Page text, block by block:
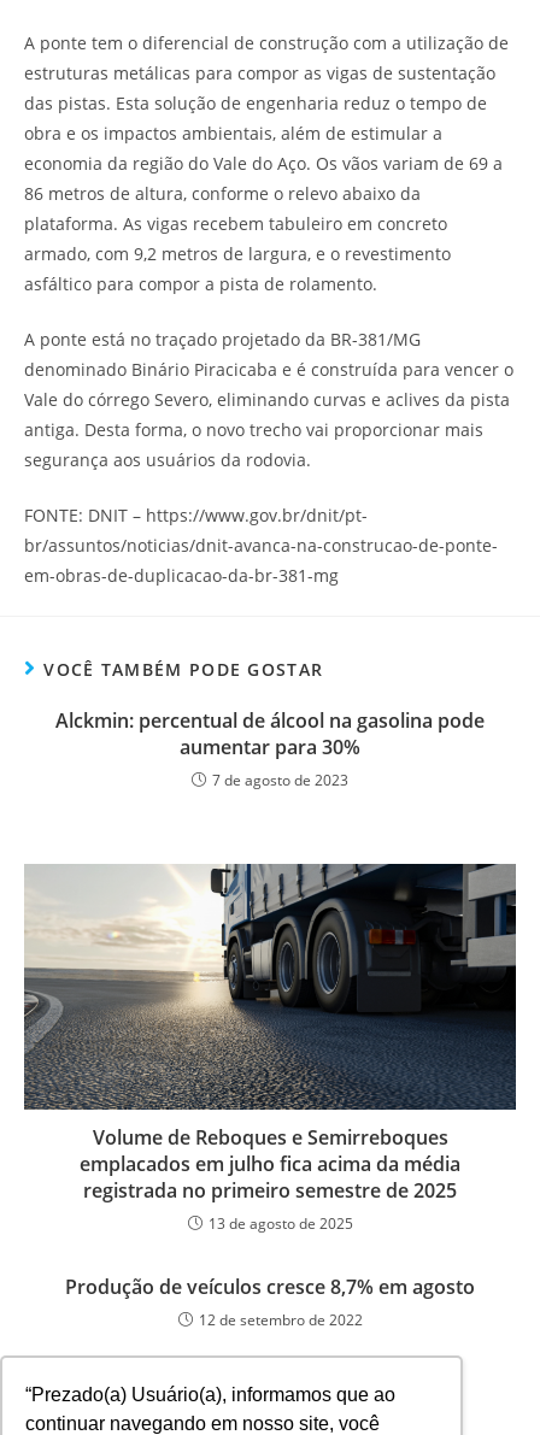
“Prezado(a) Usuário(a), informamos que ao
continuar navegando em nosso site, você
A ponte tem o diferencial de construção com a utilização de
estruturas metálicas para compor as vigas de sustentação
das pistas. Esta solução de engenharia reduz o tempo de
obra e os impactos ambientais, além de estimular a
economia da região do Vale do Aço. Os vãos variam de 69 a
86 metros de altura, conforme o relevo abaixo da
plataforma. As vigas recebem tabuleiro em concreto
armado, com 9,2 metros de largura, e o revestimento
asfáltico para compor a pista de rolamento.
A ponte está no traçado projetado da BR-381/MG
denominado Binário Piracicaba e é construída para vencer o
Vale do córrego Severo, eliminando curvas e aclives da pista
antiga. Desta forma, o novo trecho vai proporcionar mais
segurança aos usuários da rodovia.
FONTE: DNIT – https://www.gov.br/dnit/pt-
br/assuntos/noticias/dnit-avanca-na-construcao-de-ponte-
em-obras-de-duplicacao-da-br-381-mg
VOCÊ TAMBÉM PODE GOSTAR
Alckmin: percentual de álcool na gasolina pode
aumentar para 30%
7 de agosto de 2023
Volume de Reboques e Semirreboques
emplacados em julho fica acima da média
registrada no primeiro semestre de 2025
13 de agosto de 2025
Produção de veículos cresce 8,7% em agosto
12 de setembro de 2022